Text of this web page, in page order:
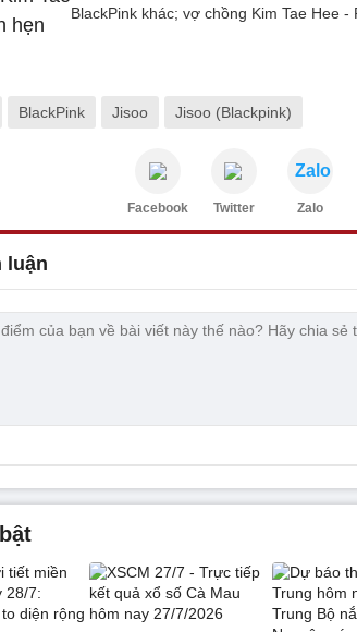
BlackPink khác; vợ chồng Kim Tae Hee
BlackPink Jisoo Jisoo (Blackpink)
Facebook Twitter
Zalo
Zalo
luận